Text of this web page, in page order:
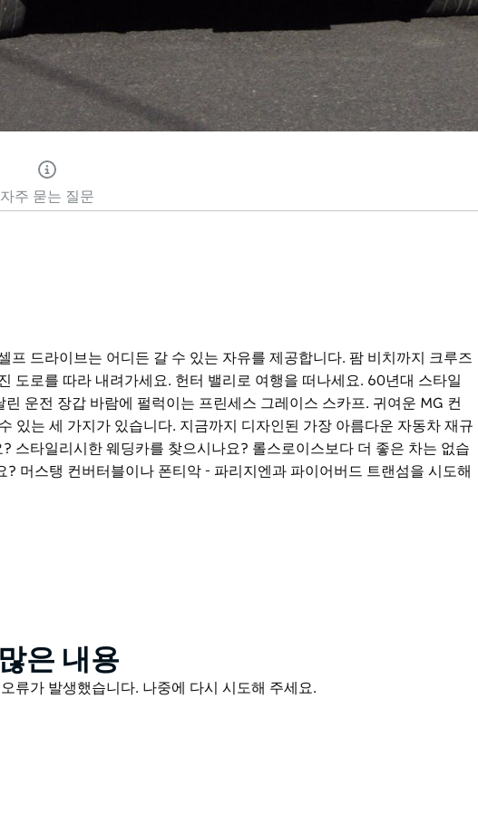
자주 묻는 질문
프 드라이브는 어디든 갈 수 있는 자유를 제공합니다. 팜 비치까지 크루즈
도로를 따라 내려가세요. 헌터 밸리로 여행을 떠나세요. 60년대 스타일
운전 장갑 바람에 펄럭이는 프린세스 그레이스 스카프. 귀여운 MG 컨
있는 세 가지가 있습니다. 지금까지 디자인된 가장 아름다운 자동차 재규
스타일리시한 웨딩카를 찾으시나요? 롤스로이스보다 더 좋은 차는 없습
? 머스탱 컨버터블이나 폰티악 - 파리지엔과 파이어버드 트랜섬을 시도해
도로를 따라 내려가세요. 헌터 밸리로 여행을 떠나세요.
요? 롤스로이스보다 더 좋은 차는 없습니다. 거친 웨딩카를 찾으시나요?
리지엔과 파이어버드 트랜섬을 시도해 보세요.
은 내용
류가 발생했습니다. 나중에 다시 시도해 주세요.